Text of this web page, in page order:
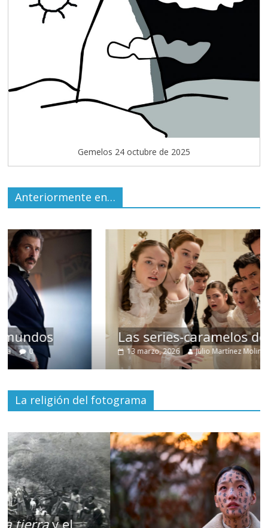
Gemelos 24 octubre de 2025
Anteriormente en…
Las series-caramelos de Shondaland
13 marzo, 2026 Julio Martínez Molina 0
La religión del fotograma